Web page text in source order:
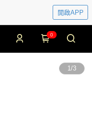
開啟APP
0
1/3